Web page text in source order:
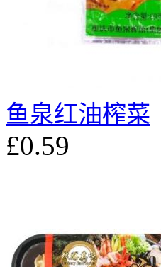
鱼泉红油榨菜
£0.59